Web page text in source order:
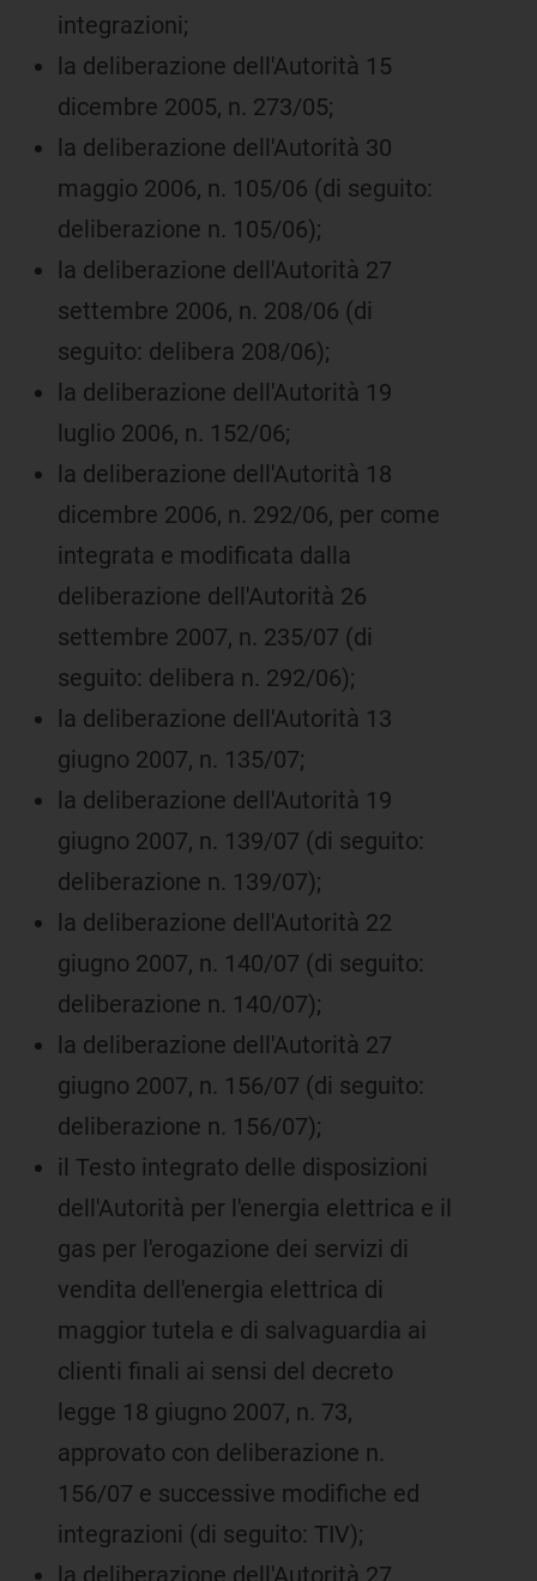
integrazioni;
la deliberazione dell'Autorità 15
dicembre 2005, n. 273/05;
la deliberazione dell'Autorità 30
maggio 2006, n. 105/06 (di seguito:
deliberazione n. 105/06);
la deliberazione dell'Autorità 27
settembre 2006, n. 208/06 (di
seguito: delibera 208/06);
la deliberazione dell'Autorità 19
luglio 2006, n. 152/06;
la deliberazione dell'Autorità 18
dicembre 2006, n. 292/06, per come
integrata e modificata dalla
deliberazione dell'Autorità 26
settembre 2007, n. 235/07 (di
seguito: delibera n. 292/06);
la deliberazione dell'Autorità 13
giugno 2007, n. 135/07;
la deliberazione dell'Autorità 19
giugno 2007, n. 139/07 (di seguito:
deliberazione n. 139/07);
la deliberazione dell'Autorità 22
giugno 2007, n. 140/07 (di seguito:
deliberazione n. 140/07);
la deliberazione dell'Autorità 27
giugno 2007, n. 156/07 (di seguito:
deliberazione n. 156/07);
il Testo integrato delle disposizioni
dell'Autorità per l'energia elettrica e il
gas per l'erogazione dei servizi di
vendita dell'energia elettrica di
maggior tutela e di salvaguardia ai
clienti finali ai sensi del decreto
legge 18 giugno 2007, n. 73,
approvato con deliberazione n.
156/07 e successive modifiche ed
integrazioni (di seguito: TIV);
la deliberazione dell'Autorità 27